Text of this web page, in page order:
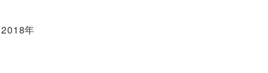
年